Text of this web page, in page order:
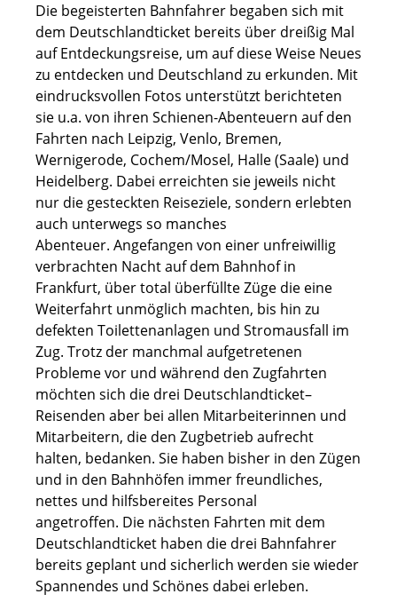
Die begeisterten Bahnfahrer begaben sich mit
dem Deutschlandticket bereits über dreißig Mal
auf Entdeckungsreise, um auf diese Weise Neues
zu entdecken und Deutschland zu erkunden. Mit
eindrucksvollen Fotos unterstützt berichteten
sie u.a. von ihren Schienen-Abenteuern auf den
Fahrten nach Leipzig, Venlo, Bremen,
Wernigerode, Cochem/Mosel, Halle (Saale) und
Heidelberg. Dabei erreichten sie jeweils nicht
nur die gesteckten Reiseziele, sondern erlebten
auch unterwegs so manches
Abenteuer. Angefangen von einer unfreiwillig
verbrachten Nacht auf dem Bahnhof in
Frankfurt, über total überfüllte Züge die eine
Weiterfahrt unmöglich machten, bis hin zu
defekten Toilettenanlagen und Stromausfall im
Zug. Trotz der manchmal aufgetretenen
Probleme vor und während den Zugfahrten
möchten sich die drei Deutschlandticket–
Reisenden aber bei allen Mitarbeiterinnen und
Mitarbeitern, die den Zugbetrieb aufrecht
halten, bedanken. Sie haben bisher in den Zügen
und in den Bahnhöfen immer freundliches,
nettes und hilfsbereites Personal
angetroffen. Die nächsten Fahrten mit dem
Deutschlandticket haben die drei Bahnfahrer
bereits geplant und sicherlich werden sie wieder
Spannendes und Schönes dabei erleben.